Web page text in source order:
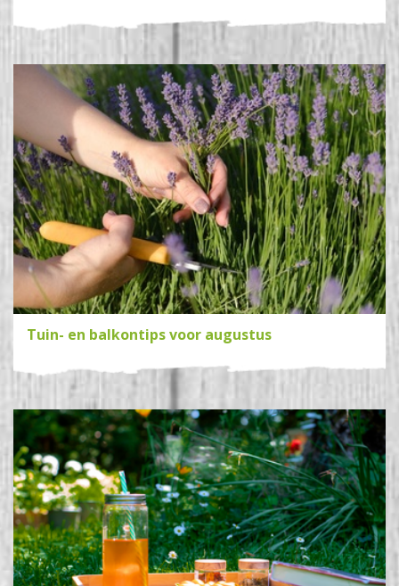
Tuin- en balkontips voor augustus